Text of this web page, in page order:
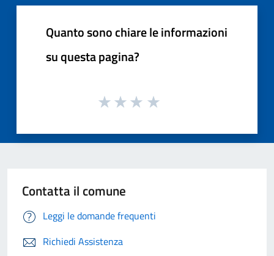
Quanto sono chiare le informazioni
su questa pagina?
Contatta il comune
Leggi le domande frequenti
Richiedi Assistenza